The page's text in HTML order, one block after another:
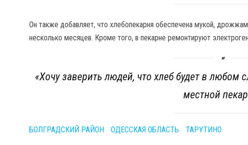
Он также добавляет, что хлебопекарня обеспечена мукой,
несколько месяцев. Кроме того, в пекарне ремонтируют
«Хочу заверить людей, что хлеб будет в любом
местной
БОЛГРАДСКИЙ РАЙОН ОДЕССКАЯ ОБЛАСТЬ ТАРУТИНО